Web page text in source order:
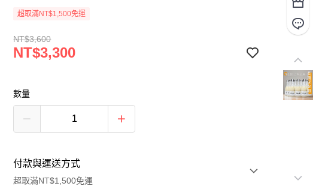
超取滿NT$1,500免運
NT$3,600
NT$3,300
數量
付款與運送方式
超取滿NT$1,500免運